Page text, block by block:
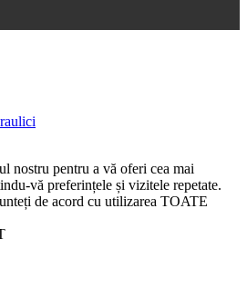
nostru pentru a vă oferi cea mai
vă preferințele și vizitele repetate.
de acord cu utilizarea TOATE